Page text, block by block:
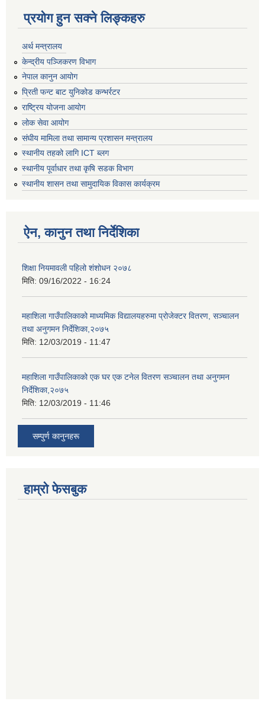
प्रयोग हुन सक्ने लिङ्कहरु
अर्थ मन्त्रालय
केन्द्रीय पञ्जिकरण विभाग
नेपाल कानुन आयोग
प्रिती फन्ट बाट युनिकोड कन्भर्रटर
राष्ट्रिय योजना आयोग
लोक सेवा आयोग
संघीय मामिला तथा सामान्य प्रशासन मन्त्रालय
स्थानीय तहको लागि ICT ब्लग
स्थानीय पूर्वाधार तथा कृषि सडक विभाग
स्थानीय शासन तथा सामुदायिक विकास कार्यक्रम
ऐन, कानुन तथा निर्देशिका
शिक्षा नियमावली पहिलो शंशोधन २०७८
मिति: 09/16/2022 - 16:24
महाशिला गाउँपालिकाको माध्यमिक विद्यालयहरुमा प्रोजेक्टर वितरण, सञ्चालन
तथा अनुगमन निर्देशिका,२०७५
मिति: 12/03/2019 - 11:47
महाशिला गाउँपालिकाको एक घर एक टनेल वितरण सञ्चालन तथा अनुगमन
निर्देशिका,२०७५
मिति: 12/03/2019 - 11:46
सम्पुर्ण कानुनहरू
हाम्रो फेसबुक